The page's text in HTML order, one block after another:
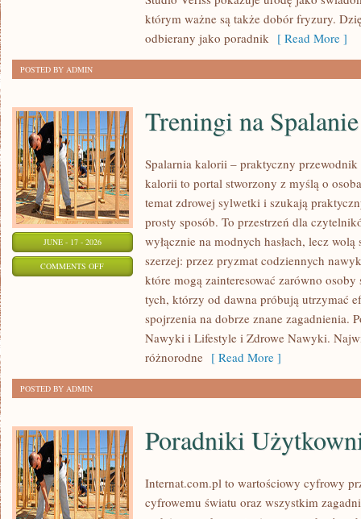
którym ważne są także dobór fryzury.
odbierany jako poradnik [ Read More ]
POSTED BY ADMIN
JUNE - 17 - 2026
COMMENTS OFFON
Treningi na
Spalarnia kalorii – praktyczny
kalorii to portal stworzony z myślą o
temat zdrowej sylwetki i szukają
prosty sposób. To przestrzeń dla
wyłącznie na modnych hasłach, lecz
szerzej: przez pryzmat codziennych
które mogą zainteresować zarówno
tych, którzy od dawna próbują utrzymać
spojrzenia na dobrze znane zagadnienia.
Nawyki i Lifestyle i Zdrowe Nawyki.
różnorodne [ Read More ]
POSTED BY ADMIN
Poradniki
Internat.com.pl to wartościowy cyfrowy
cyfrowemu światu oraz wszystkim